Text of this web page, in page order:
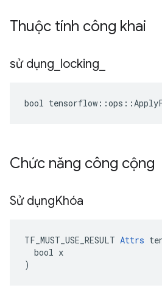
Thuộc tính công khai
sử dụng locking
bool
Chức năng công cộng
Sử dụngKhóa
TF_MUST_USE_RESULT Attrs
  bool x
)